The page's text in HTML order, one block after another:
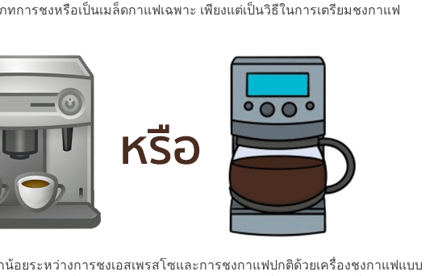
ทการชงหรือเป็นเมล็ดกาแฟเฉพาะ เพียงแต่เป็นวิธีในการเตรียมชงกาแฟ
น้อยระหว่างการชงเอสเพรสโซและการชงกาแฟปกติด้วยเครื่องชงกาแฟแบบ